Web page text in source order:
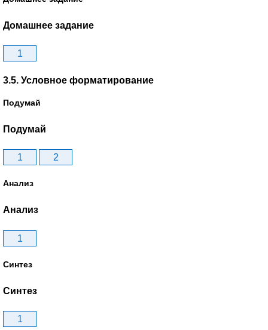
Домашнее задание
1
3.5. Условное форматирование
Подумай
Подумай
1 2
Анализ
Анализ
1
Синтез
Синтез
1